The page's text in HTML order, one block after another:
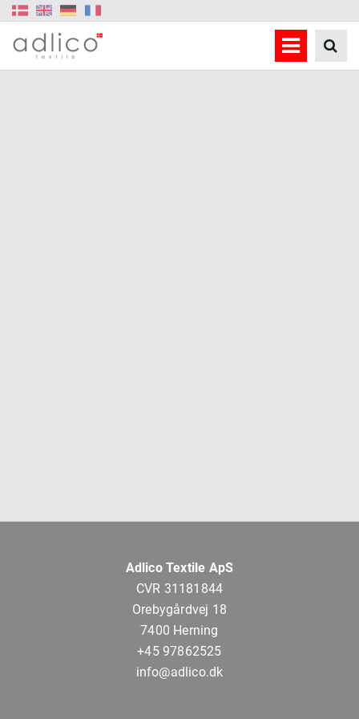
Adlico Textile ApS
CVR 31181844
Orebygårdvej 18
7400 Herning
+45 97862525
info@adlico.dk